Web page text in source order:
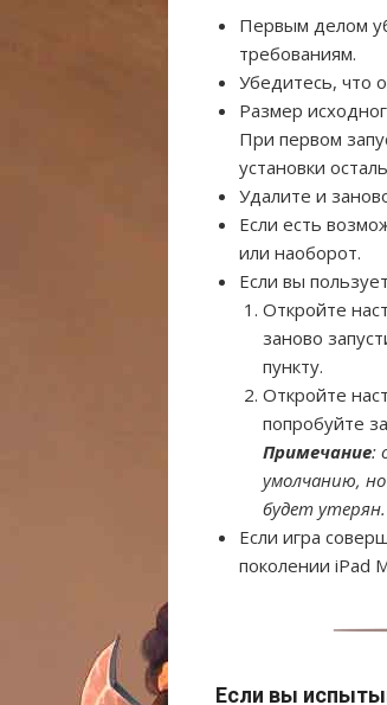
Первым делом
требованиям.
Убедитесь, что
Размер
При первом
установки
Удалите и
Если есть
или наоборот.
Если вы
Откройте
заново
пункту.
Откройте
попробуйте
Примечание:
умолчанию,
будет утерян.
Если игра
поколении iPad
Если вы